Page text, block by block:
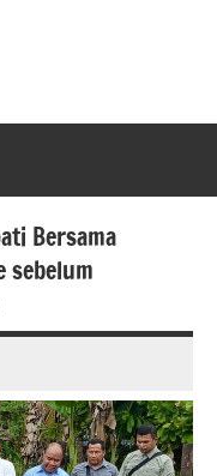
Bersama
sebelum